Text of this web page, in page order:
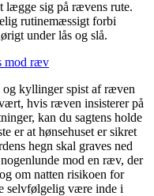
lægge sig på rævens rute.
rutinemæssigt forbi
under lås og slå.
og kyllinger spist af ræven
hvis ræven insisterer på
kan du sagtens holde
er at hønsehuset er sikret
hegn skal graves ned
mod en ræv, der
om natten risikoen for
selvfølgelig være inde i